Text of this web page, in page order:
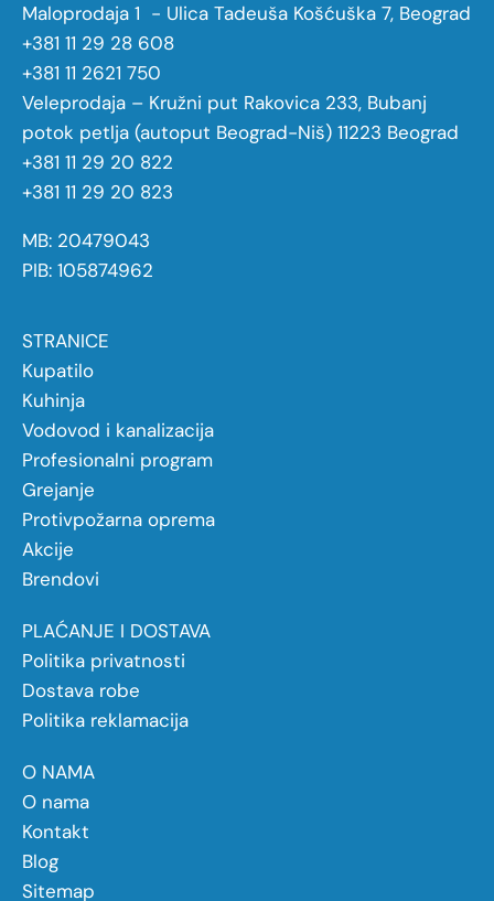
Maloprodaja 1 - Ulica Tadeuša Košćuška 7, Beograd
+381 11 29 28 608
+381 11 2621 750
Veleprodaja – Kružni put Rakovica 233, Bubanj
potok petlja (autoput Beograd-Niš) 11223 Beograd
+381 11 29 20 822
+381 11 29 20 823
MB: 20479043
PIB: 105874962
STRANICE
Kupatilo
Kuhinja
Vodovod i kanalizacija
Profesionalni program
Grejanje
Protivpožarna oprema
Akcije
Brendovi
PLAĆANJE I DOSTAVA
Politika privatnosti
Dostava robe
Politika reklamacija
O NAMA
O nama
Kontakt
Blog
Sitemap